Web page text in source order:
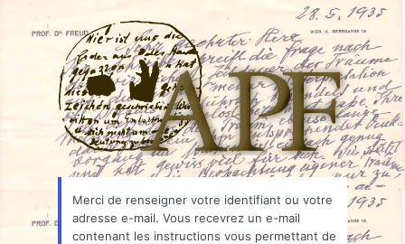
passe
oublié
Merci de renseigner votre identifiant ou votre
adresse e-mail. Vous recevrez un e-mail
contenant les instructions vous permettant de